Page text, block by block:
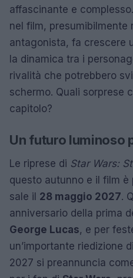
affascinante e
nel film, presumibilmente
antagonista, fa crescere
la dinamica tra i
rivalità che potrebbero
schermo. Quali sorprese
capitolo?
Un futuro luminoso
Le riprese di Star Wars:
questo autunno e il film è
sale il 28 maggio 2027.
anniversario della prima
George Lucas, e per
un’importante riedizione di
2027 si preannuncia